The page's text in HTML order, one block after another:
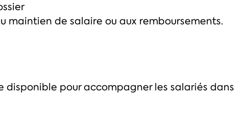
maintien de salaire ou aux remboursements.
disponible pour accompagner les salariés dans